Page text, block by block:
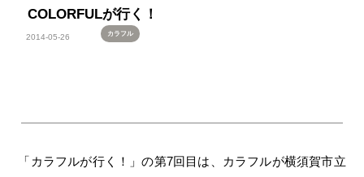
COLORFULが行く！
2014-05-26 カラフル
「カラフルが行く！」の第7回目は、カラフルが横須賀市立